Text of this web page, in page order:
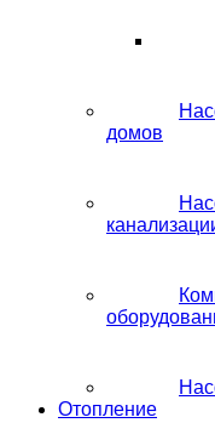
домов
Отопление